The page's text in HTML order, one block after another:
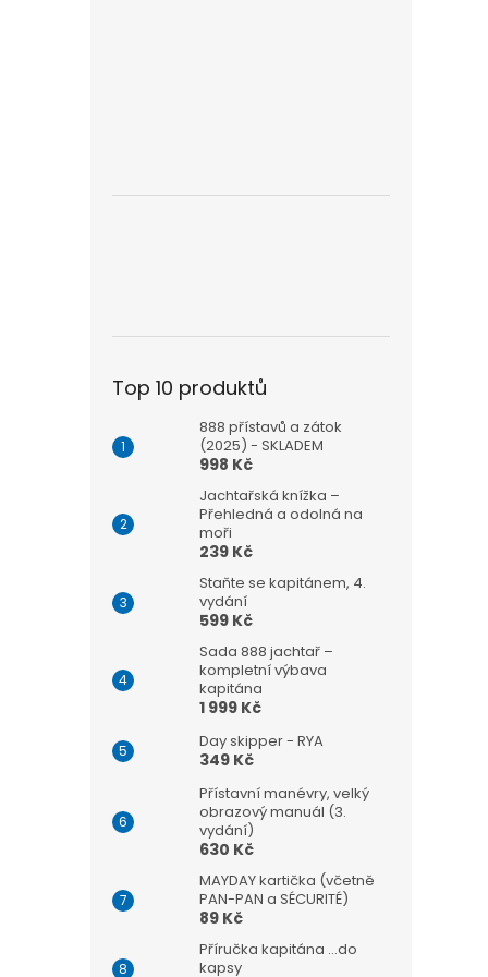
Top 10 produktů
888 přístavů a zátok
(2025) - SKLADEM
998 Kč
Jachtařská knížka –
Přehledná a odolná na
moři
239 Kč
Staňte se kapitánem, 4.
vydání
599 Kč
Sada 888 jachtař –
kompletní výbava
kapitána
1 999 Kč
Day skipper - RYA
349 Kč
Přístavní manévry, velký
obrazový manuál (3.
vydání)
630 Kč
MAYDAY kartička (včetně
PAN-PAN a SÉCURITÉ)
89 Kč
Příručka kapitána ...do
kapsy